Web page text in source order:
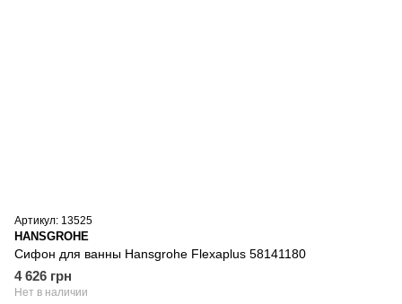
Артикул: 13525
HANSGROHE
Сифон для ванны Hansgrohe Flexaplus 58141180
4 626 грн
Нет в наличии